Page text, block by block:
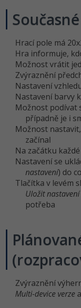
SEO
Pro děti
Více
Fórum
Kurzy e-
Testování
Datová
Digitální
Marketing
SEO
UX
Business
Kurzy
HTML/CSS
Adobe
Adobe XD
Adobe
Adobe
Příběhy absolventů
Kariéra
Pro firmy
Hrací pole má
Hra informuje,
Možnost vrátit
Zvýraznění
Nastavení
Nastavení barvy
Možnost podívat
případně je i
Možnost
začínal
Na začátku
Nastavení se
nastavení) do
Tlačítka v levém
Uložit nastavení
potřeba
Zvýraznění
Multi-device verze